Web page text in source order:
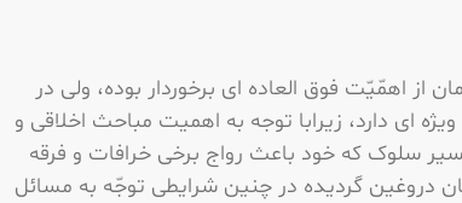
از اهمّیّت فوق العاده اى برخوردار بوده، ولى در
اى دارد، زیرابا توجه به اهمیت مباحث اخلاقی و
سلوک که خود باعث رواج برخی خرافات و فرقه
دروغین گردیده در چنین شرایطى توجّه به مسائل